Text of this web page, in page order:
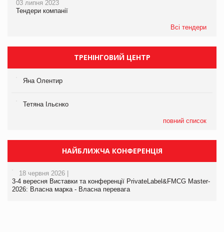
03 липня 2023
Тендери компанії
Всі тендери
ТРЕНІНГОВИЙ ЦЕНТР
Яна Олентир
Тетяна Ільєнко
повний список
НАЙБЛИЖЧА КОНФЕРЕНЦІЯ
18 червня 2026 |
3-4 вересня Виставки та конференції PrivateLabel&FMCG Master-
2026: Власна марка - Власна перевага